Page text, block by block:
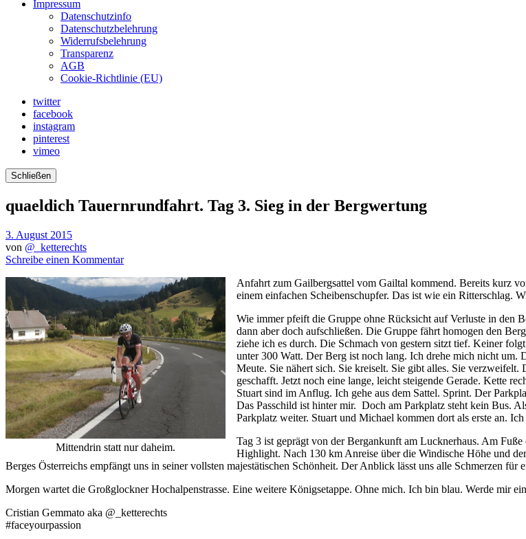
Impressum
Datenschutzinfo
Datenschutzbelehrung
Widerrufsbelehrung
Transparenz
AGB
Cookie-Richtlinie (EU)
twitter
facebook
instagram
pinterest
vimeo
Schließen
quaeldich Tauernrundfahrt. Tag 3. Sieg in der Bergwertung
3. August 2015
von @_ketterechts
Schreibe einen Kommentar
Mittendrin statt nur daheim.
Anfahrt zum Gailbergsattel vom Gailtal kommend. Bereits kurz
einem einfachen Scheibenschupfer. Das ist wie ein Ritterschlag.
Wie immer pfeift die Gruppe ohne Rücksicht auf Verluste in den
dann aber doch aufschließen. Die Gruppe fährt homogen den
ziehe ich es durch. Die Schmach von gestern sitzt tief. Keiner
unter 300 Watt. Der Berg ist noch lang. Ich drehe mich nicht um.
Meute. Sie nähert sich. Sie kreiselt. Sie gibt alles. Sie
geschafft. Jetzt noch eine lange, leicht steigende Gerade. Kette
Stuart sind im Anflug. Ich gehe aus dem Sattel. Sprint. Der
Das Passchild ist hinter mir. Doch am Parkplatz steht kein Bus.
Parkplatz weiter. Stuart und Michael kommen dort als erste an.
Tag 3 ist geprägt von der Bergankunft am Lucknerhaus. Am
Highlight. Nach 130 km Anreise über die Windische Höhe und
Berges Österreichs empfängt uns in seiner vollsten majestätischen Schönheit. Der Anblick lässt uns alle Schmerzen für
Morgen wartet die Großglockner Hochalpenstrasse. Eine weitere Königsetappe. Ohne mich. Ich bin blau. Werde mir
Cristian Gemmato aka @_ketterechts
#faceyourpassion